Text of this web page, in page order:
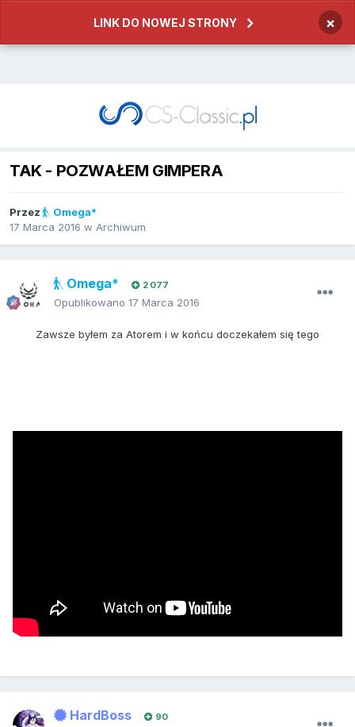
LINK DO NOWEJ STRONY ×
TAK - POZWAŁEM GIMPERA
Przez
Omega*
17 Marca 2016 w Archiwum
Omega* 2 077
Opublikowano 17 Marca 2016
Zawsze byłem za Atorem i w końcu doczekałem się tego
HardBoss 90